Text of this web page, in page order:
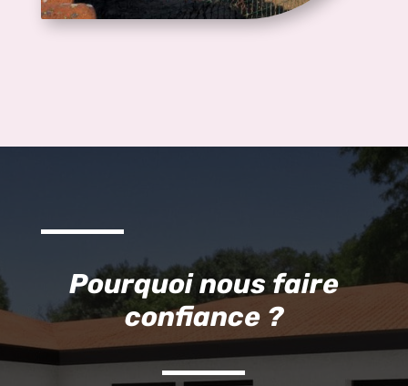
Pourquoi nous faire
confiance ?